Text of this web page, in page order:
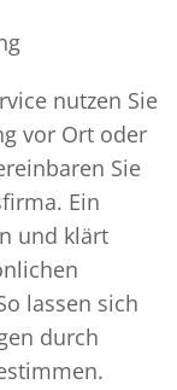
nutzen Sie
vor Ort oder
Sie
Ein
und klärt
lassen sich
durch